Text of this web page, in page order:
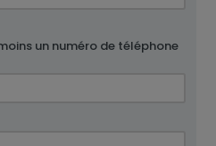
un numéro de téléphone